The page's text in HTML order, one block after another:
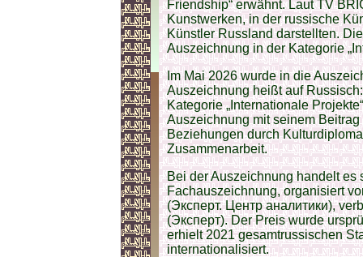
Friendship“ erwähnt. Laut TV
Kunstwerken, in der russische
Künstler Russland darstellten.
Auszeichnung in der Kategorie
Im Mai 2026 wurde in die
Auszeichnung heißt auf
Kategorie „Internationale
Auszeichnung mit seinem
Beziehungen durch
Zusammenarbeit.
Bei der Auszeichnung handelt
Fachauszeichnung, organisiert
(Эксперт. Центр аналитики),
(Эксперт). Der Preis wurde
erhielt 2021 gesamtrussischen
internationalisiert.